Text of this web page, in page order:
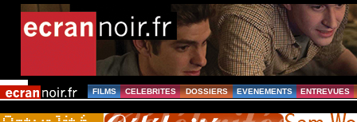
FILMS CELEBRITES DOSSIERS EVENEMENTS ENTREVUES